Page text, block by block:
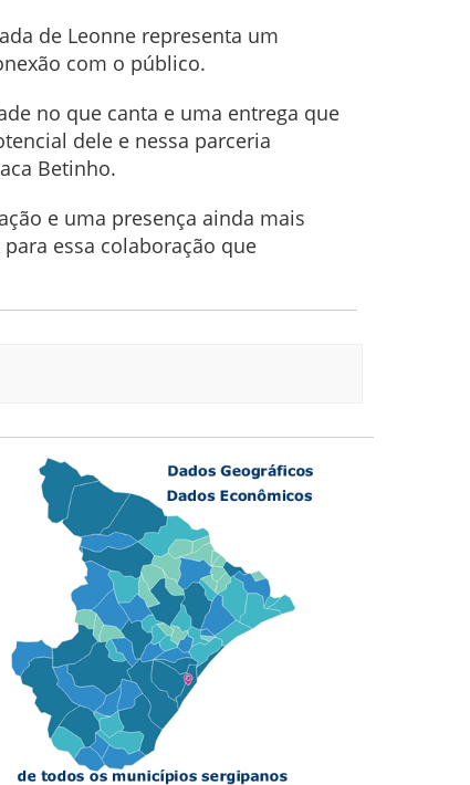
de Leonne representa um
com o público.
no que canta e uma entrega que
dele e nessa parceria
Betinho.
e uma presença ainda mais
essa colaboração que